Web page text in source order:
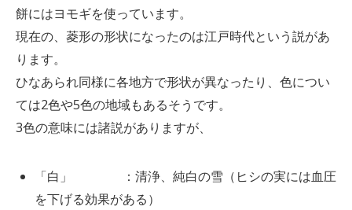
餅にはヨモギを使っています。
現在の、菱形の形状になったのは江戸時代という説があ
ります。
ひなあられ同様に各地方で形状が異なったり、色につい
ては2色や5色の地域もあるそうです。
3色の意味には諸説がありますが、
「白」 ：清浄、純白の雪（ヒシの実には血圧
を下げる効果がある）